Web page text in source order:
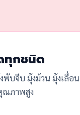
ทุกชนิด
พับจีบ มุ้งม้วน มุ้งเลื่อ
ณภาพสูง